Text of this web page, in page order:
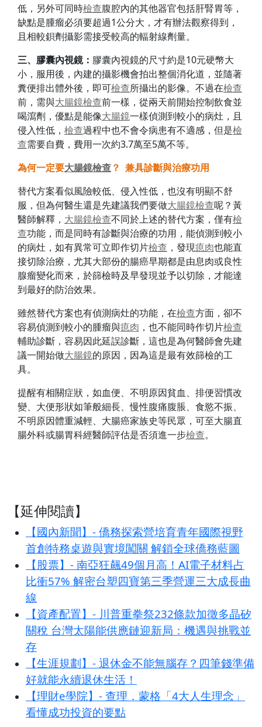
低，另外可同時檢查腹腔內的其他器官包括肝腎胃等，
缺點是腫瘤必須要超過1公分大，才有辦法觀察得到，
且相較鋇劑攝影需接受較高的輻射線劑量。
三、膠囊內視鏡： 膠囊內視鏡的尺寸約是10元硬幣大
小，服用後，內建的攝影機會拍出整個消化道，並隨著
糞便排出體外後，即可檢查所攝出的影像。不過在檢查
前，需與大腸鏡檢查前一樣，從兩天前開始控制飲食並
喝瀉劑，優點是能像大腸鏡一樣偵測到較小的病灶，且
侵入性低， 檢查過程中也不會令病患有不適感，但是檢
查需要自費，費用一次約3.7萬至5萬不等。
為何一定要大腸鏡檢查？ 兼具診斷與治療功用
替代方案看似風險較低、侵入性低，也沒有明顯不舒
服，但為何醫生還是先建議我們要做大腸鏡檢查呢？黃
醫師解釋， 大腸鏡檢查不同於上述的替代方案，僅有檢
查功能，而是同時有診斷與治療的功用，能偵測到較小
的病灶，如有異常可立即作切片檢查 ，發現瘜肉也能直
接切除治療，尤其大部份的腸癌早期都是由息肉或良性
腺瘤變化而來，於篩檢時及早發現並予以切除，才能達
到最好的防治效果。
雖然替代方案也有偵測病灶的功能，在檢查方面，卻不
容易偵測到較小的腫瘤與瘜肉 ，也不能同時作切片檢查
輔助診斷，容易因此延誤診斷，這也是為何醫師會先建
議一開始做大腸鏡的原因，因為這是最有效篩檢的工
具。
提醒有相關症狀，如血便、不明原因貧血、排便習慣改
變、大便形狀如筆般細長、慢性腹痛腹脹、食慾不振、
不明原因體重減輕、大腸癌家族史等民眾，可至大腸直
腸外科或腸胃科經醫師評估是否須進一步檢查。
【延伸閱讀】
【國內新聞】- 僑務探索營培育青年國際視野
首創特務桌遊與實境闖關 解鎖全球僑務藍圖
【股票】- 南亞狂飆49個月高！AI電子材料占
比衝57% 解密台塑四寶第三季營運三大成長曲
線
【資產配置】- 川普重拳祭232條款加徵多晶矽
關稅 台灣太陽能供應鏈迎新局：機遇與挑戰並
存
【生涯規劃】- 退休金不能無腦存？四筆錢準備
好就能永續退休生活！
【理財e學院】- 查理．蒙格「4大人生理念」
看懂成功投資的要點